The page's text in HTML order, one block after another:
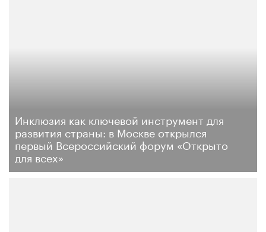
Инклюзия как ключевой инструмент для
развития страны: в Москве открылся
первый Всероссийский форум «Открыто
для всех»